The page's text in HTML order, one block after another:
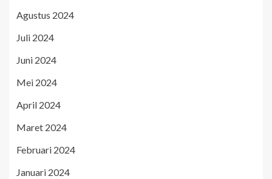
Agustus 2024
Juli 2024
Juni 2024
Mei 2024
April 2024
Maret 2024
Februari 2024
Januari 2024